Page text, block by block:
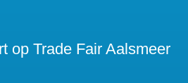
op Trade Fair Aalsmeer